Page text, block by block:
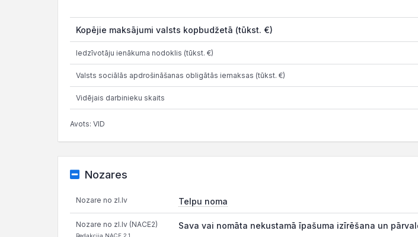
Kopējie maksājumi valsts kopbudžetā (tūkst. €)
Iedzīvotāju ienākuma nodoklis (tūkst. €)
Valsts sociālās apdrošināšanas obligātās iemaksas (tūkst. €)
Vidējais darbinieku skaits
Avots: VID
Nozares
Nozare no zl.lv Telpu noma
Nozare no zl.lv (NACE2)
Redakcija NACE 2.1
Sava vai nomāta nekustamā īpašuma izīrēšana un